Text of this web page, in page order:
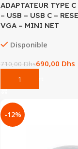
ADAPTATEUR TYPE
– USB – USB C –
VGA – MINI NET
Disponible
710,00Dhs690,00 Dhs
Add To Cart
-12%